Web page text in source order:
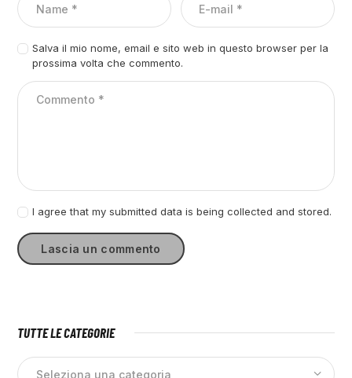
Salva il mio nome, email e sito web in questo browser per la
prossima volta che commento.
I agree that my submitted data is being collected and stored.
TUTTE LE CATEGORIE